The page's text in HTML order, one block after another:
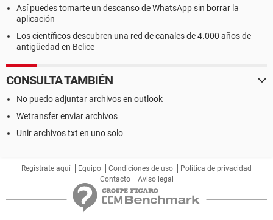
Así puedes tomarte un descanso de WhatsApp sin borrar la
aplicación
Los científicos descubren una red de canales de 4.000 años de
antigüedad en Belice
CONSULTA TAMBIÉN
No puedo adjuntar archivos en outlook
Wetransfer enviar archivos
Unir archivos txt en uno solo
Regístrate aquí Equipo Condiciones de uso
Política de privacidad
Contacto
Aviso legal